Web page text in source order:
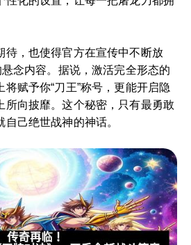
待，也使得官方在宣传中不断放
悬念内容。据说，激活完全形态的
赋予你“刀王”称号，更能开启隐
所向披靡。这个秘密，只有最勇敢
己绝世战神的神话。